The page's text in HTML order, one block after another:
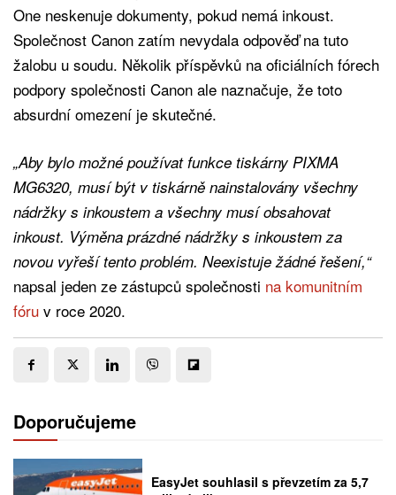
One neskenuje dokumenty, pokud nemá inkoust.
Společnost Canon zatím nevydala odpověď na tuto
žalobu u soudu. Několik příspěvků na oficiálních fórech
podpory společnosti Canon ale naznačuje, že toto
absurdní omezení je skutečné.
„Aby bylo možné používat funkce tiskárny PIXMA
MG6320, musí být v tiskárně nainstalovány všechny
nádržky s inkoustem a všechny musí obsahovat
inkoust. Výměna prázdné nádržky s inkoustem za
novou vyřeší tento problém. Neexistuje žádné řešení,“
napsal jeden ze zástupců společnosti na komunitním
fóru v roce 2020.
Doporučujeme
EasyJet souhlasil s převzetím za 5,7